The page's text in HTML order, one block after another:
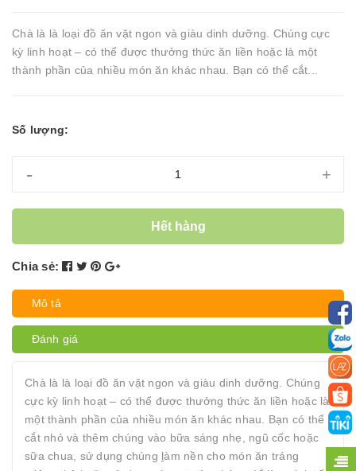
Chà là là loại đồ ăn vặt ngon và giàu dinh dưỡng. Chúng cực
kỳ linh hoạt – có thể được thưởng thức ăn liền hoặc là một
thành phần của nhiều món ăn khác nhau. Bạn có thể cắt...
Số lượng:
- +
Hết hàng
Chia sẻ:
Mô tả
Đánh giá
Chà là là loại đồ ăn vặt ngon và giàu dinh dưỡng. Chúng
cực kỳ linh hoạt – có thể được thưởng thức ăn liền hoặc là
một thành phần của nhiều món ăn khác nhau. Bạn có thể
cắt nhỏ và thêm chúng vào bữa sáng nhẹ, ngũ cốc hoặc
sữa chua, sử dụng chúng làm nền cho món ăn tráng